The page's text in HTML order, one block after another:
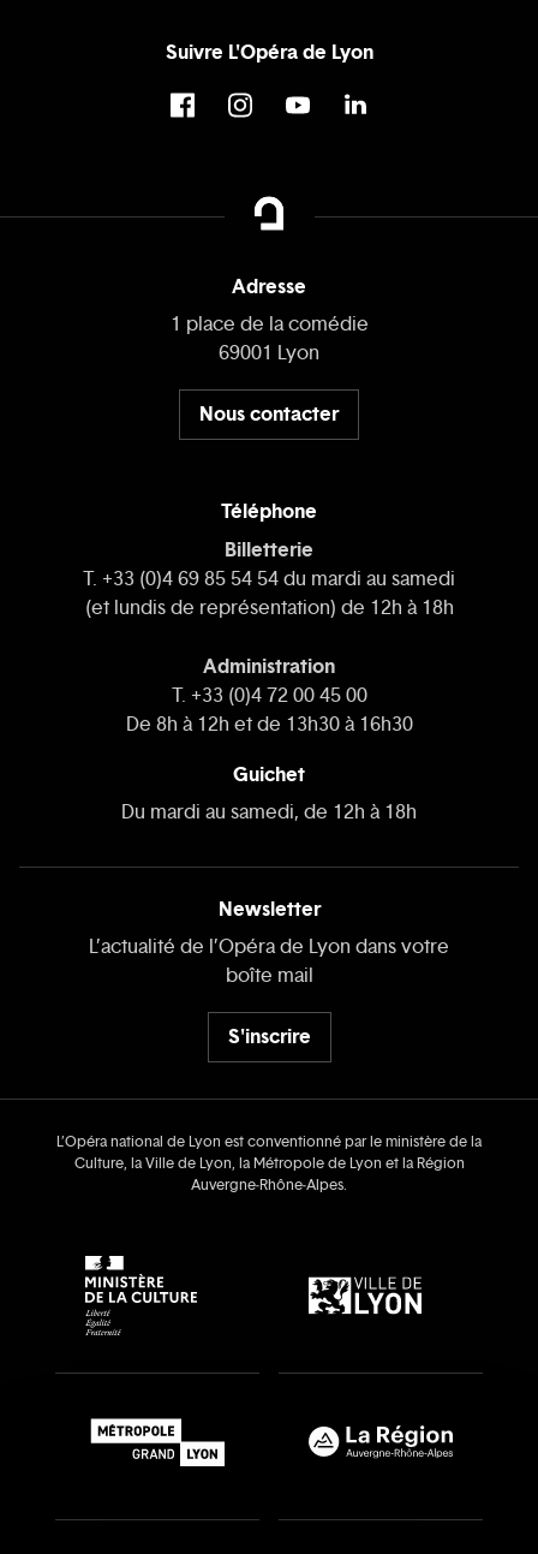
Suivre L'Opéra de Lyon
Adresse
1 place de la comédie
69001 Lyon
Nous contacter
Téléphone
Billetterie
T. +33 (0)4 69 85 54 54 du mardi au samedi
(et lundis de représentation) de 12h à 18h
Administration
T. +33 (0)4 72 00 45 00
De 8h à 12h et de 13h30 à 16h30
Guichet
Du mardi au samedi, de 12h à 18h
Newsletter
L’actualité de l’Opéra de Lyon dans votre
boîte mail
S'inscrire
L’Opéra national de Lyon est conventionné par le ministère de la
Culture, la Ville de Lyon, la Métropole de Lyon et la Région
Auvergne‑Rhône‑Alpes.